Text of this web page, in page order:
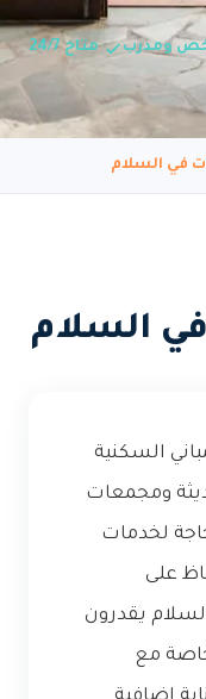
ومدرب متاح 24/7
في السلام
السلام
السكنية
ومجمعات
لخدمات
على
يقدرون
مع